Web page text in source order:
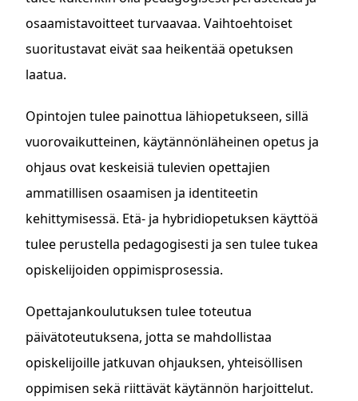
osaamistavoitteet turvaavaa. Vaihtoehtoiset
suoritustavat eivät saa heikentää opetuksen
laatua.
Opintojen tulee painottua lähiopetukseen, sillä
vuorovaikutteinen, käytännönläheinen opetus ja
ohjaus ovat keskeisiä tulevien opettajien
ammatillisen osaamisen ja identiteetin
kehittymisessä. Etä- ja hybridiopetuksen käyttöä
tulee perustella pedagogisesti ja sen tulee tukea
opiskelijoiden oppimisprosessia.
Opettajankoulutuksen tulee toteutua
päivätoteutuksena, jotta se mahdollistaa
opiskelijoille jatkuvan ohjauksen, yhteisöllisen
oppimisen sekä riittävät käytännön harjoittelut.